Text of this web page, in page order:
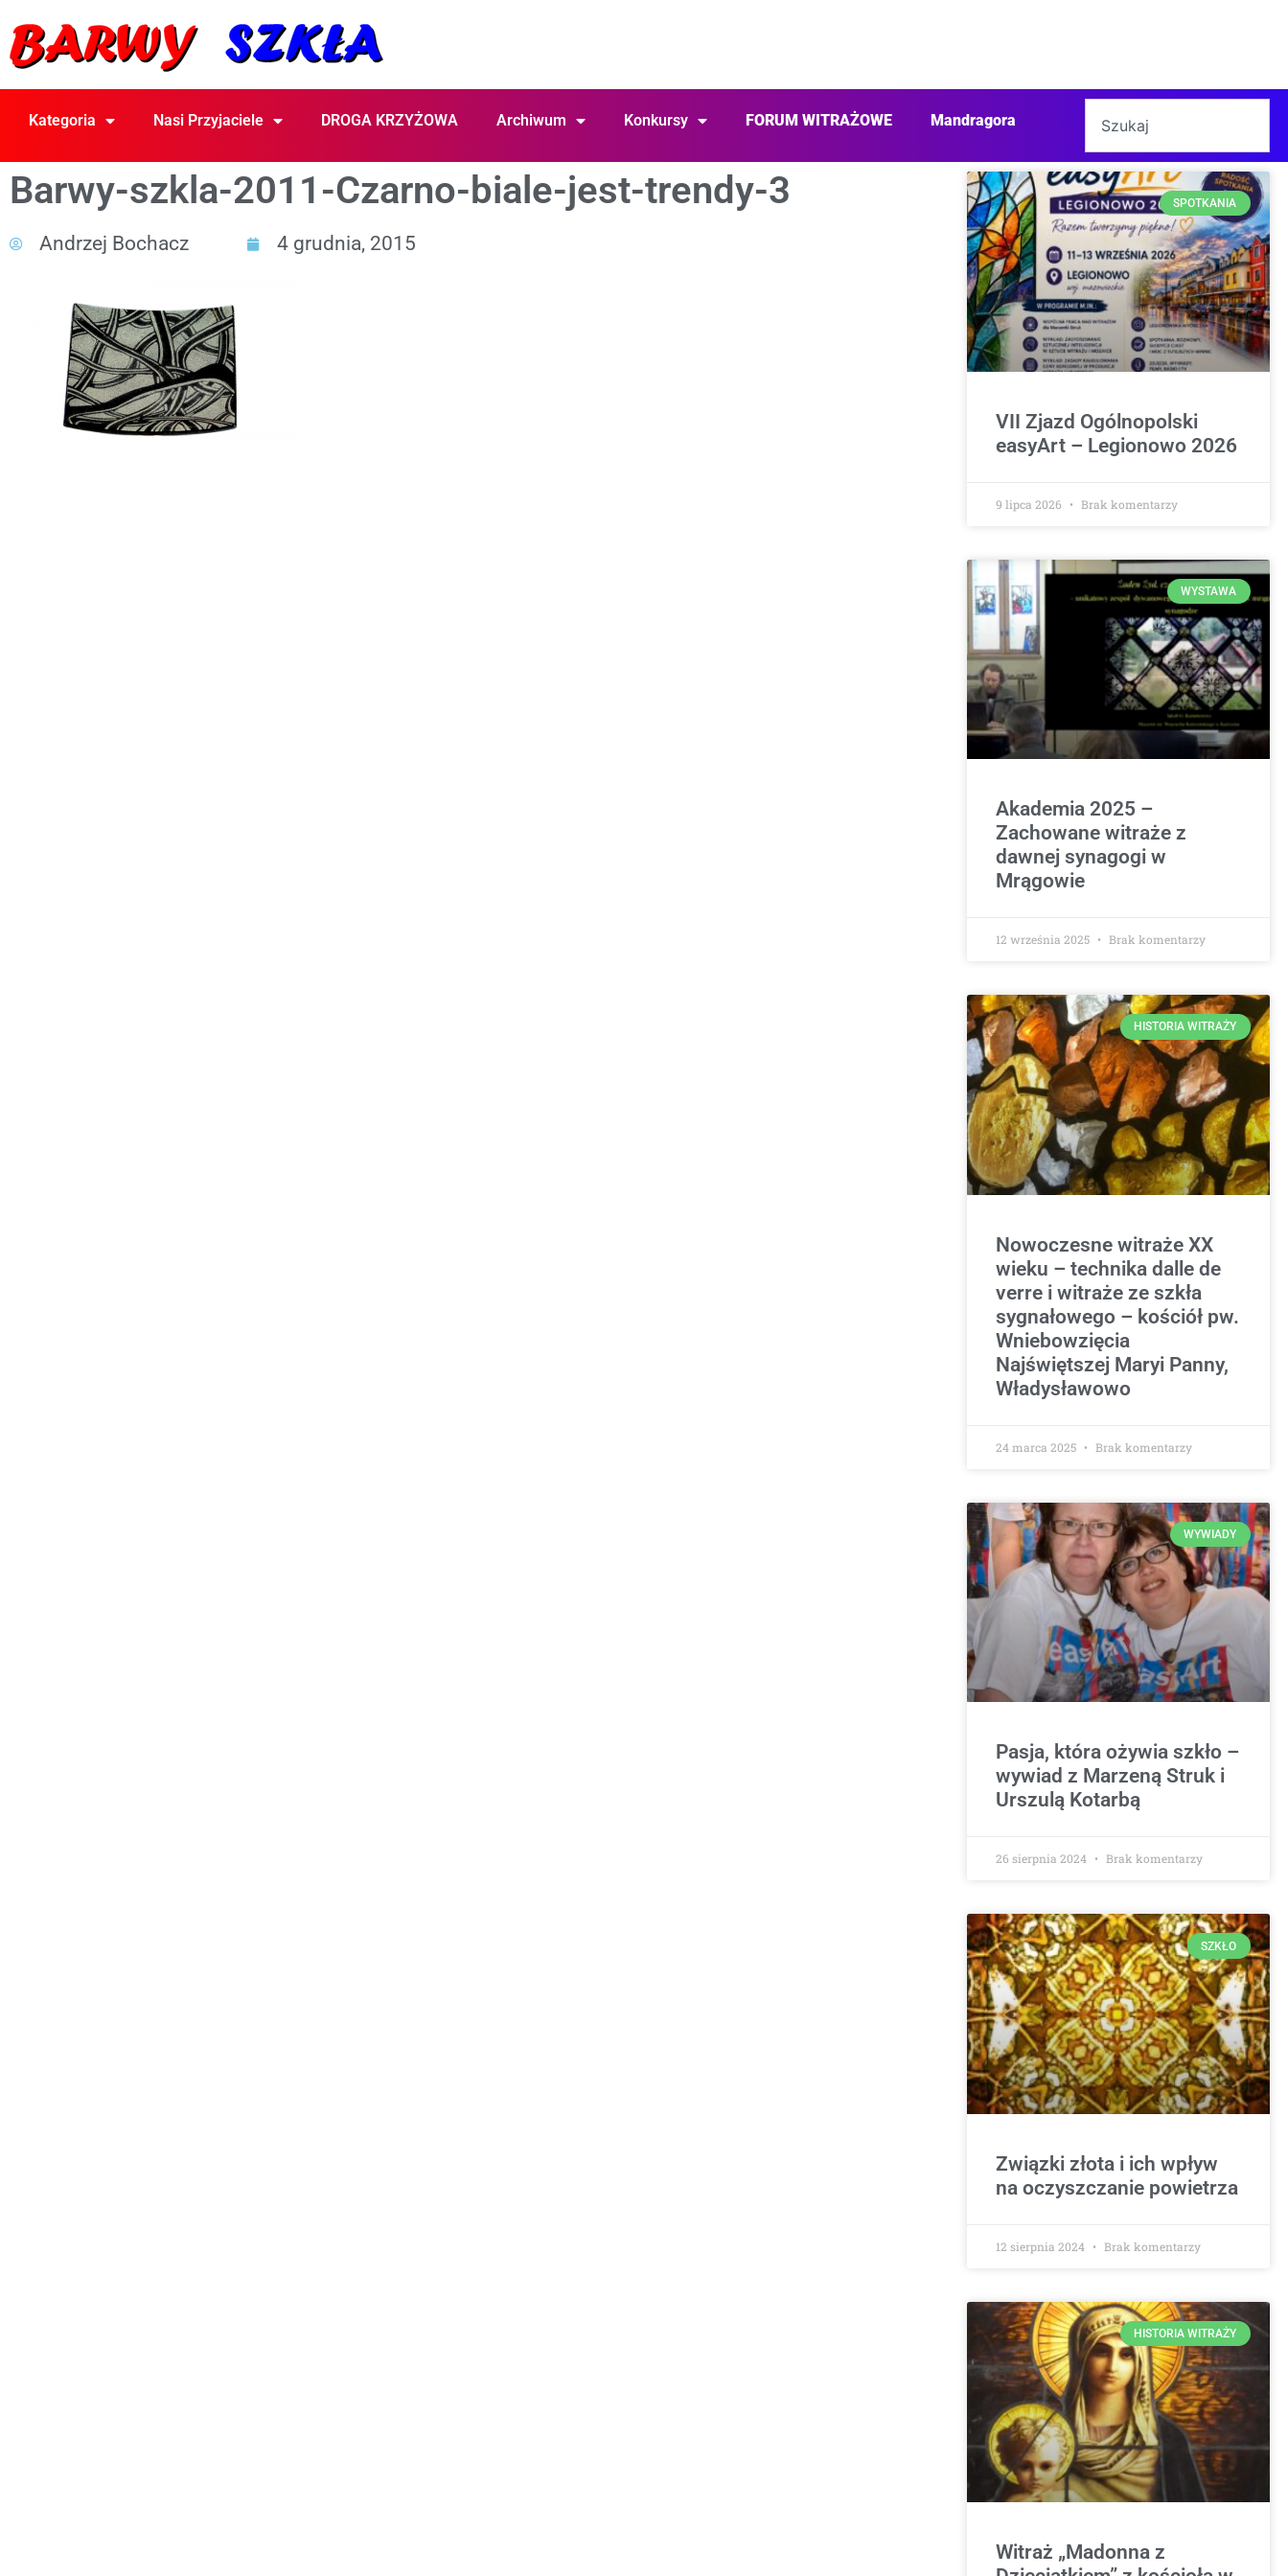
Kategoria Nasi Przyjaciele DROGA KRZYŻOWA Archiwum Konkursy FORUM WITRAŻOWE Mandragora
Barwy-szkla-2011-Czarno-biale-jest-trendy-3
Andrzej Bochacz 4 grudnia, 2015
SPOTKANIA
VII Zjazd Ogólnopolski
easyArt – Legionowo 2026
9 lipca 2026 Brak komentarzy
WYSTAWA
Akademia 2025 –
Zachowane witraże z
dawnej synagogi w
Mrągowie
12 września 2025 Brak komentarzy
HISTORIA WITRAŻY
Nowoczesne witraże XX
wieku – technika dalle de
verre i witraże ze szkła
sygnałowego – kościół pw.
Wniebowzięcia
Najświętszej Maryi Panny,
Władysławowo
24 marca 2025 Brak komentarzy
WYWIADY
Pasja, która ożywia szkło –
wywiad z Marzeną Struk i
Urszulą Kotarbą
26 sierpnia 2024 Brak komentarzy
SZKŁO
Związki złota i ich wpływ
na oczyszczanie powietrza
12 sierpnia 2024 Brak komentarzy
HISTORIA WITRAŻY
Witraż „Madonna z